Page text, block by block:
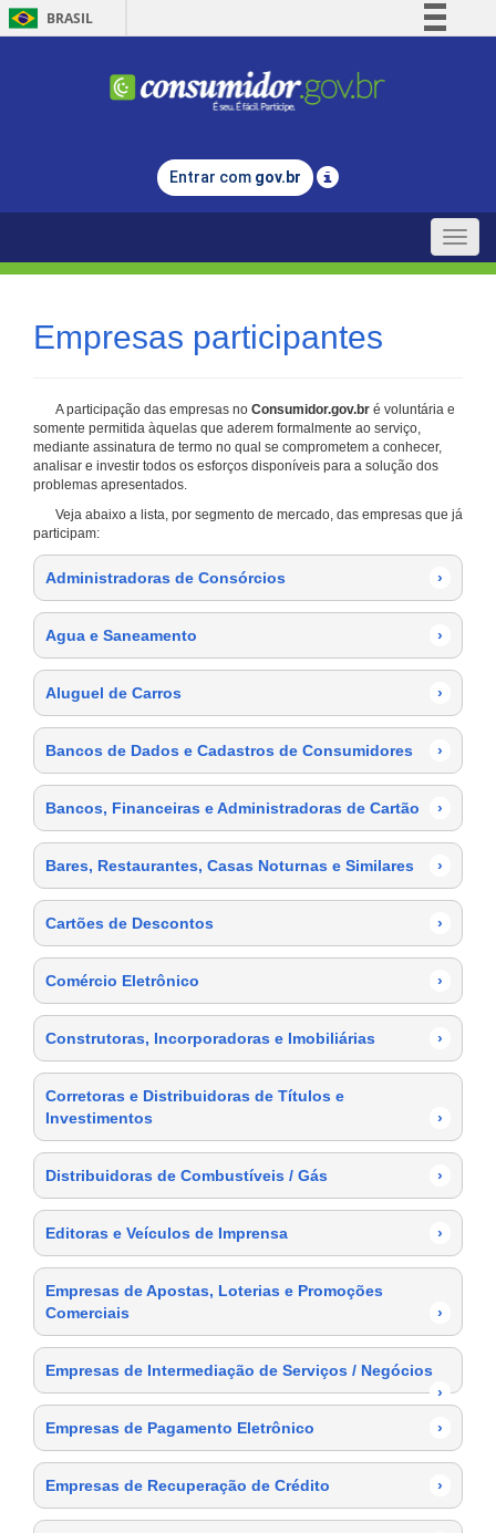
BRASIL
Comunica BR
Legislação
Entrar com gov.br
Toggle
Empresas participantes
A participação das empresas no Consumidor.gov.br é voluntária e
somente permitida àquelas que aderem formalmente ao serviço,
mediante assinatura de termo no qual se comprometem a conhecer,
analisar e investir todos os esforços disponíveis para a solução dos
problemas apresentados.
Veja abaixo a lista, por segmento de mercado, das empresas que já
participam:
Administradoras de Consórcios ›
Agua e Saneamento ›
Aluguel de Carros ›
Bancos de Dados e Cadastros de Consumidores ›
Bancos, Financeiras e Administradoras de Cartão ›
Bares, Restaurantes, Casas Noturnas e Similares ›
Cartões de Descontos ›
Comércio Eletrônico ›
Construtoras, Incorporadoras e Imobiliárias ›
Corretoras e Distribuidoras de Títulos e
Investimentos
›
Distribuidoras de Combustíveis / Gás ›
Editoras e Veículos de Imprensa ›
Empresas de Apostas, Loterias e Promoções
Comerciais
›
Empresas de Intermediação de Serviços / Negócios
›
Empresas de Pagamento Eletrônico
›
Empresas de Recuperação de Crédito ›